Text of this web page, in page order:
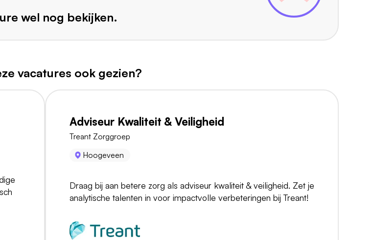
wel nog bekijken.
vacatures ook gezien?
Adviseur Kwaliteit & Veiligheid
Treant Zorggroep
Hoogeveen
Draag bij aan betere zorg als adviseur kwaliteit & veiligheid. Zet je
analytische talenten in voor impactvolle verbeteringen bij Treant!